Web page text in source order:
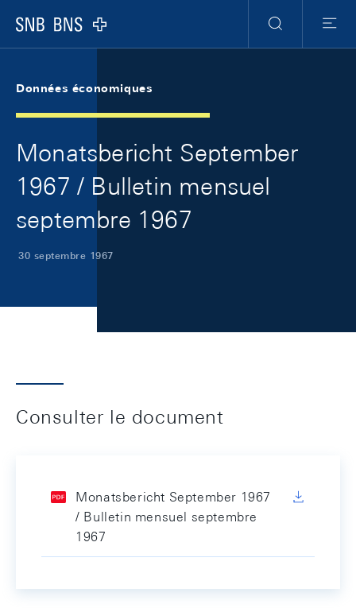
Logo
RechercheMenu
Données économiques
Monatsbericht September
1967 / Bulletin mensuel
septembre 1967
30 septembre 1967
Consulter le document
Monatsbericht September 1967
/ Bulletin mensuel septembre
1967